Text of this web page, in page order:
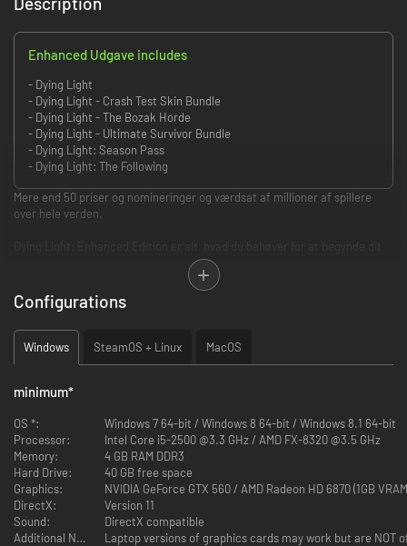
Enhanced Udgave includes
- Dying Light
- Dying Light - Crash Test Skin Bundle
- Dying Light - The Bozak Horde
- Dying Light - Ultimate Survivor Bundle
- Dying Light: Season Pass
- Dying Light: The Following
Mere end 50 priser og nomineringer og værdsat af millioner af spillere
over hele verden.
eventyr i den post-apokalyptiske verden, hvor zombierne hersker. Med en
udvidelse, der indeholder en buggy – dit nye køretøj, en ekstra spiltype, to
ekstra karantænezoner og to samlinger, løfter den spillet til et helt nyt
niveau.
DYING LIGHT ER FORBEDRET
sin endelige form efter adskillige forbedringer af spillet. Søg efter
øde af en zombievirus.
DYING LIGHT: THE FOLLOWING
En stor udvidelse giver nye åbne områder og fuldt modificérbare buggyer.
Gør dem til dødbringende våben, og udforsk hemmeligheden bag den
mystiske kult Children of the Sun!
Configurations
Windows SteamOS + Linux MacOS
minimum*
OS *:
Windows 7 64-bit / Windows 8 64-bit / Windows 8.1 64-bit
Processor:
Intel Core i5-2500 @3.3 GHz / AMD FX-8320 @3.5 GHz
Memory:
4 GB RAM DDR3
Hard Drive:
40 GB free space
Graphics:
NVIDIA GeForce GTX 560 / AMD Radeon HD 6870 (1GB
DirectX:
Version 11
Sound:
DirectX compatible
Additional Notes: